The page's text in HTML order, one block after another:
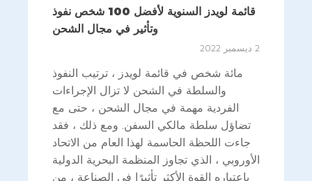
قائمة لويدز السنوية لأفضل 100 شخص نفوذ
وتأثير في مجال الشحن
2 ديسمبر 2022
مائة شخص في قائمة لويدز ، ترتيب النفوذ
والسلطة في الشحن لا تزال الإجراءات
الفردية مهمة في مجال الشحن ، حتى مع
تضاؤل سلطة مالكي السفن. ومع ذلك ، فقد
جاءت اللحظة الحاسمة لهذا العام من الاتحاد
الأوروبي ، الذي تجاوز المنظمة البحرية الدولية
باعتباره القوة الأكثر تأثيرًا في الصناعة ، من